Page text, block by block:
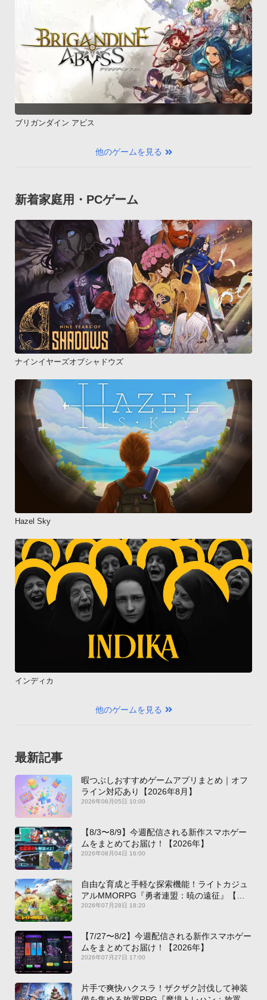
ブリガンダイン アビス
他のゲームを見る
新着家庭用・PCゲーム
ナインイヤーズオブシャドウズ
Hazel Sky
インディカ
他のゲームを見る
最新記事
暇つぶしおすすめゲームアプリまとめ｜オフ
ライン対応あり【2026年8月】
2026年08月05日 10:00
【8/3〜8/9】今週配信される新作スマホゲー
ムをまとめてお届け！【2026年】
2026年08月04日 16:00
自由な育成と手軽な探索機能！ライトカジュ
アルMMORPG『勇者連盟：暁の遠征』【最
新作PICKUP】
2026年07月28日 18:20
【7/27〜8/2】今週配信される新作スマホゲー
ムをまとめてお届け！【2026年】
2026年07月27日 17:00
片手で爽快ハクスラ！ザクザク討伐して神装